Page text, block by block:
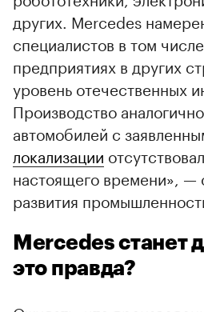
других. Mercedes
специалистов в том
предприятиях в других
уровень отечественных
Производство
автомобилей с
локализации
настоящего времени», —
развития
Mercedes станет
это правда?